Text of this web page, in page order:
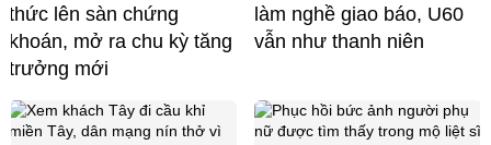
thức lên sàn chứng
khoán, mở ra chu kỳ tăng
trưởng mới
làm nghề giao báo, U60
vẫn như thanh niên